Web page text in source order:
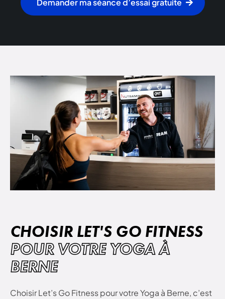
Demander ma séance d’essai gratuite
CHOISIR LET'S GO FITNESS
POUR VOTRE YOGA À
BERNE
Choisir Let’s Go Fitness pour votre Yoga à Berne, c’est